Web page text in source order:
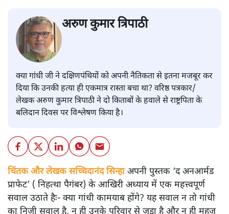
अरुण कुमार त्रिपाठी
क्या गांधी जी ने दक्षिणपंथियों को अपनी नैतिकता से इतना मजबूर कर
दिया कि उनकी हत्या ही एकमात्र रास्ता बचा था? वरिष्ठ पत्रकार/
लेखक अरुण कुमार त्रिपाठी ने दो किताबों के हवाले से राष्ट्रपिता के
बलिदान दिवस पर विश्लेषण किया है।
चिंतक और लेखक सच्चिदानंद सिन्हाअपनी पुस्तक ‘द अनआर्मड
प्राफेट’ ( निहत्था पैगंबर) के आखिरी अध्याय में एक महत्त्वपूर्ण
सवाल उठाते हैः- क्या गांधी कामयाब होंगे? यह सवाल न तो गांधी